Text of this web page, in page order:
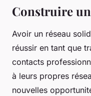
Construire
Avoir un réseau
réussir en tant que
contacts
à leurs propres
nouvelles